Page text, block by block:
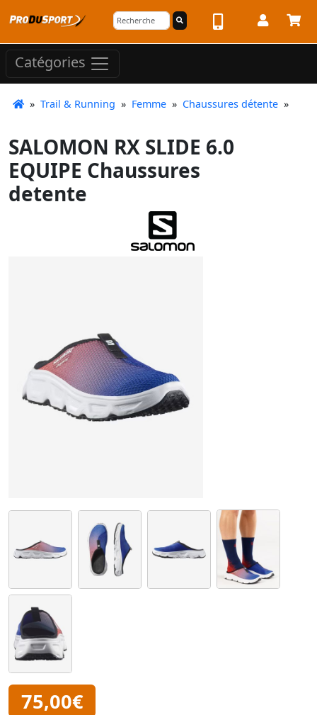
Catégories
» Trail & Running » Femme » Chaussures détente »
SALOMON RX SLIDE 6.0
EQUIPE Chaussures
detente
75,00€